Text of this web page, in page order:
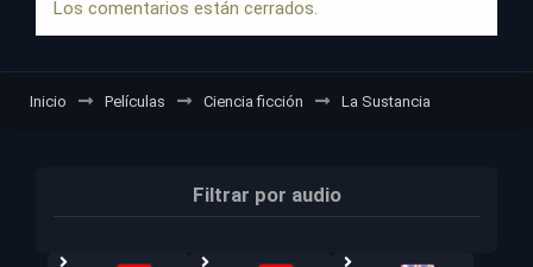
Los comentarios están cerrados.
Inicio Películas Ciencia ficción La Sustancia
Filtrar por audio